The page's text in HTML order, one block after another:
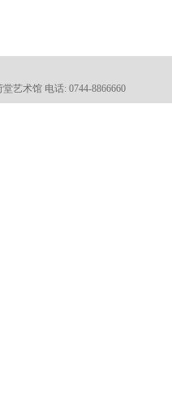
艺术馆 电话: 0744-8866660